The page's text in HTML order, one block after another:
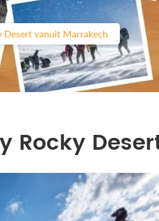
Desert vanuit Marrakech
Rocky